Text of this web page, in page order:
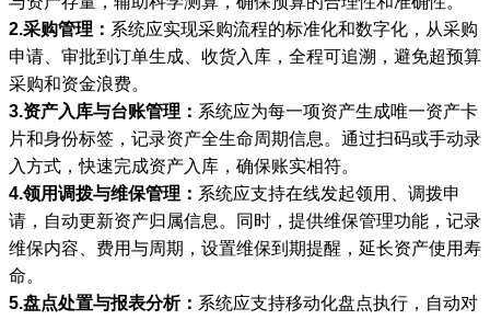
2.采购管理： 系统应实现采购流程的标准化和数字化，从采购
申请、审批到订单生成、收货入库，全程可追溯，避免超预算
采购和资金浪费。
3.资产入库与台账管理： 系统应为每一项资产生成唯一资产卡
片和身份标签，记录资产全生命周期信息。通过扫码或手动录
入方式，快速完成资产入库，确保账实相符。
4.领用调拨与维保管理： 系统应支持在线发起领用、调拨申
请，自动更新资产归属信息。同时，提供维保管理功能，记录
维保内容、费用与周期，设置维保到期提醒，延长资产使用寿
命。
5.盘点处置与报表分析： 系统应支持移动化盘点执行，自动对